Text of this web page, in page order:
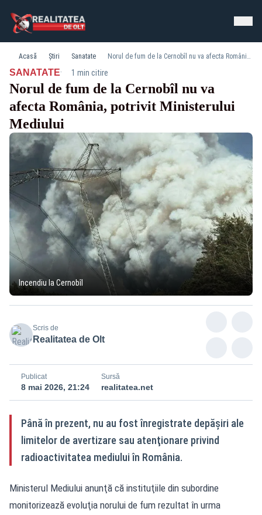
Acasă Știri Sanatate Norul de fum de la Cernobîl nu va afecta România, potrivit Ministerului Mediului
SANATATE· 1 min citire
Norul de fum de la Cernobîl nu va
afecta România, potrivit Ministerului
Mediului
Incendiu la Cernobîl
Scris de
Realitatea de Olt
Publicat
8 mai 2026, 21:24
Sursă
realitatea.net
Până în prezent, nu au fost înregistrate depăşiri ale
limitelor de avertizare sau atenţionare privind
radioactivitatea mediului în România.
Ministerul Mediului anunţă că instituţiile din subordine
monitorizează evoluţia norului de fum rezultat în urma